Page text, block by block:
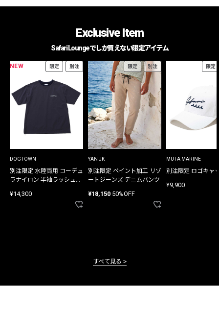
Exclusive Item
Safari Loungeでしか買えない限定アイテム
NEW 限定 別注
DOGTOWN
別注限定 水陸両用 コーデュ
ラナイロン 半袖ラッシュガ
¥14,300
限定 別注
YANUK
別注限定 ペイント加工 リゾ
ートジーンズ デニムパンツ
¥18,150 50%OFF
限定
MUTA MARINE
別注限定 ロゴキャ
¥9,900
すべて見る